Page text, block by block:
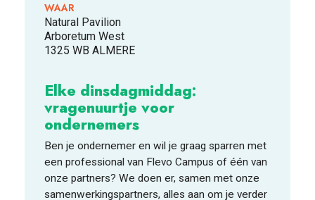
FOOD PIONEERS
WAAR
Natural Pavilion
Arboretum West
1325 WB ALMERE
Elke dinsdagmiddag:
vragenuurtje voor
ondernemers
Ben je ondernemer en wil je graag sparren met
een professional van Flevo Campus of één van
onze partners? We doen er, samen met onze
samenwerkingspartners, alles aan om je verder